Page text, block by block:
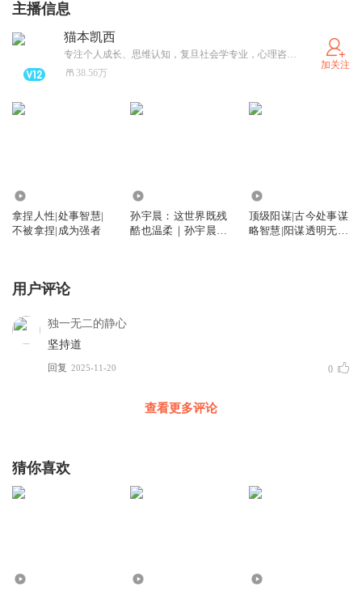
主播信息
猫本凯西
专注个人成长、思维认知，复旦社会学专业，心理咨询师，正念冥想带领师，提供在线1对1个人成长赋能和心理咨询，请私信预约；需有声演播赛道1V1指导，请加XiMi主播会员团。祝安好
38.56万
加关注
拿捏人性|处事智慧|
不被拿捏|成为强者
孙宇晨：这世界既残
酷也温柔｜孙宇晨自
顶级阳谋|古今处事谋
略智慧|阳谋透明无
用户评论
独一无二的静心
坚持道
回复 2025-11-20 0
查看更多评论
猜你喜欢